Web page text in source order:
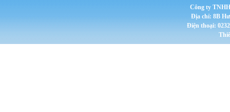
Công ty
Địa chỉ: 8B
Điện thoại: